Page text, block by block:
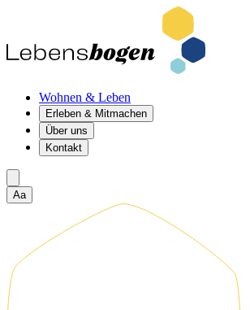
Wohnen & Leben
Erleben & Mitmachen
Über uns
Kontakt
Aa